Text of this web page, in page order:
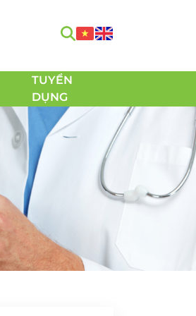
thư toàn
thư tiêu
thư
TUYỂN
DỤNG